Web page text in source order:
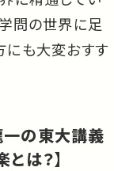
問の世界に足
にも大変おすす
の東大講義
は？】